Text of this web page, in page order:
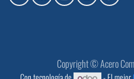
Copyright © Acero